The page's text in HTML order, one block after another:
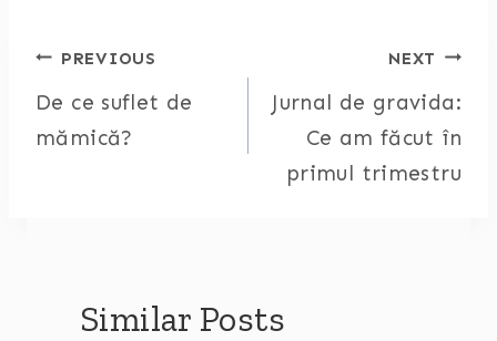
Post
navigation
PREVIOUS
De ce suflet de
mămică?
NEXT
Jurnal de gravida:
Ce am făcut în
primul trimestru
Similar Posts